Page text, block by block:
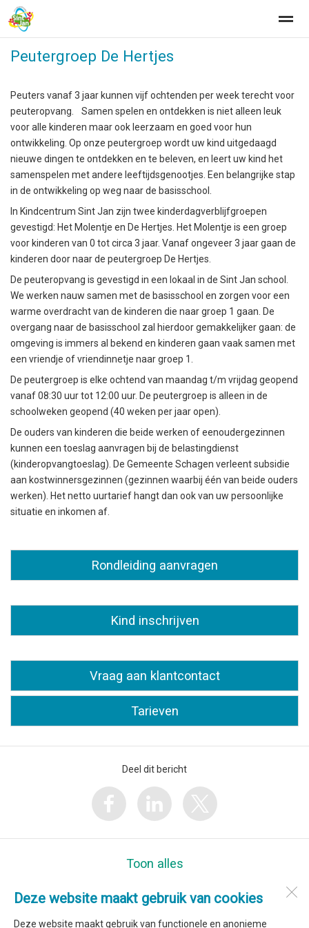
Home Zoeken Nieuws Agenda
Deze website maakt gebruik van cookies
Deze website maakt gebruik van functionele en anonieme
Peutergroep De Hertjes
Peuters vanaf 3 jaar kunnen vijf ochtenden per week terecht voor
peuteropvang. Samen spelen en ontdekken is niet alleen leuk
voor alle kinderen maar ook leerzaam en goed voor hun
ontwikkeling. Op onze peutergroep wordt uw kind uitgedaagd
nieuwe dingen te ontdekken en te beleven, en leert uw kind het
samenspelen met andere leeftijdsgenootjes. Een belangrijke stap
in de ontwikkeling op weg naar de basisschool.
In Kindcentrum Sint Jan zijn twee kinderdagverblijfgroepen
gevestigd: Het Molentje en De Hertjes. Het Molentje is een groep
voor kinderen van 0 tot circa 3 jaar. Vanaf ongeveer 3 jaar gaan de
kinderen door naar de peutergroep De Hertjes.
De peuteropvang is gevestigd in een lokaal in de Sint Jan school.
We werken nauw samen met de basisschool en zorgen voor een
warme overdracht van de kinderen die naar groep 1 gaan. De
overgang naar de basisschool zal hierdoor gemakkelijker gaan: de
omgeving is immers al bekend en kinderen gaan vaak samen met
een vriendje of vriendinnetje naar groep 1.
De peutergroep is elke ochtend van maandag t/m vrijdag geopend
vanaf 08:30 uur tot 12:00 uur. De peutergroep is alleen in de
schoolweken geopend (40 weken per jaar open).
De ouders van kinderen die beide werken of eenoudergezinnen
kunnen een toeslag aanvragen bij de belastingdienst
(kinderopvangtoeslag). De Gemeente Schagen verleent subsidie
aan kostwinnersgezinnen (gezinnen waarbij één van beide ouders
werken). Het netto uurtarief hangt dan ook van uw persoonlijke
situatie en inkomen af.
Rondleiding aanvragen
Kind inschrijven
Vraag aan klantcontact
Tarieven
Deel dit bericht
Toon alles
Volleringweg 24